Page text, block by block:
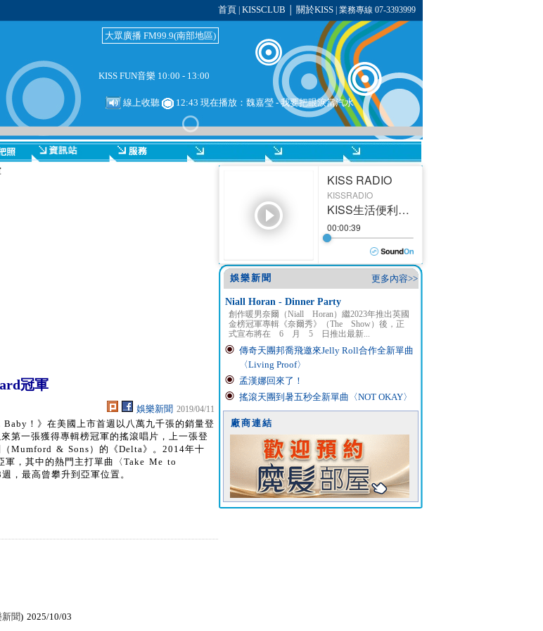
首頁 KISSCLUB 關於KISS| 業務專線 07-3393999
大眾廣播 FM99.9(南部地區)
KISS FUN音樂 10:00 - 13:00
線上收聽 12:43 現在播放： 魏嘉瑩- 我要把眼淚當汽水
冠軍
娛樂新聞 2019/04/11
！》在美國上市首週以八萬九千張的銷量登
第一張獲得專輯榜冠軍的搖滾唱片，上一張登
Mumford & Sons）的《Delta》。2014年十
，其中的熱門主打單曲〈Take Me to
，最高曾攀升到亞軍位置。
聞) 2025/10/03
更多內容>>
娛樂新聞
Niall Horan - Dinner Party
創作暖男奈爾（Niall Horan）繼2023年推出英國
金榜冠軍專輯《奈爾秀》（The Show）後，正
式宣布將在 6 月 5 日推出最新...
傳奇天團邦喬飛邀來Jelly Roll合作全新單曲
〈Living Proof〉
孟漢娜回來了！
搖滾天團到暑五秒全新單曲〈NOT OKAY〉
廠商連結